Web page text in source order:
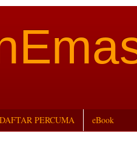
DAFTAR PERCUMA eBook